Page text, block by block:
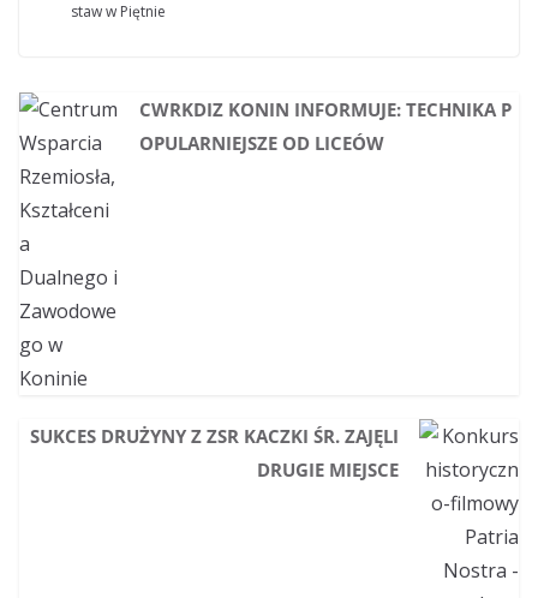
staw w Piętnie
CWRKDIZ KONIN INFORMUJE: TECHNIKA P
OPULARNIEJSZE OD LICEÓW
SUKCES DRUŻYNY Z ZSR KACZKI ŚR. ZAJĘLI
DRUGIE MIEJSCE